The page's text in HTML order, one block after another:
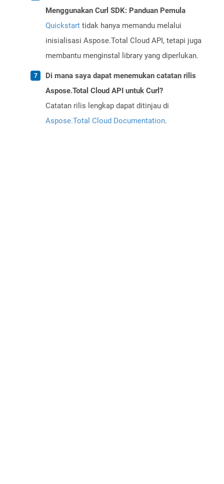
Menggunakan Curl SDK: Panduan Pemula
Quickstart tidak hanya memandu melalui
inisialisasi Aspose.Total Cloud API, tetapi juga
membantu menginstal library yang diperlukan.
Di mana saya dapat menemukan catatan rilis
Aspose.Total Cloud API untuk Curl?
Catatan rilis lengkap dapat ditinjau di
Aspose.Total Cloud Documentation.